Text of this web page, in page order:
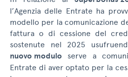
l’Agenzia delle Entrate ha
modello per la comunicazione
fattura o di cessione del
sostenute nel 2025
nuovo modulo serve a
Entrate di aver optato per la